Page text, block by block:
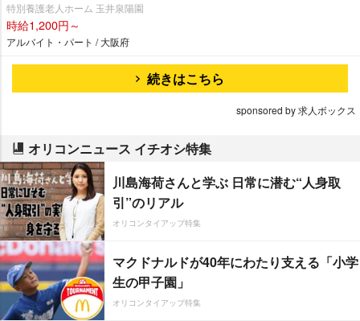
特別養護老人ホーム 玉井泉陽園
時給1,200円～
アルバイト・パート / 大阪府
続きはこちら
sponsored by 求人ボックス
オリコンニュース イチオシ特集
川島海荷さんと学ぶ 日常に潜む“人身取
引”のリアル
オリコンタイアップ特集
マクドナルドが40年にわたり支える「小学
生の甲子園」
オリコンタイアップ特集